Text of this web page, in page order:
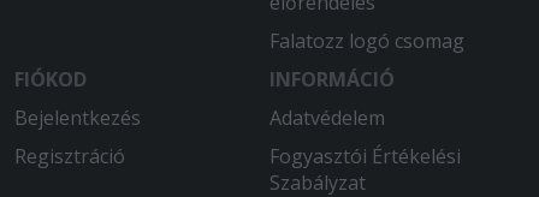
Falatozz logó csomag
FIÓKOD
Bejelentkezés
Regisztráció
INFORMÁCIÓ
Adatvédelem
Fogyasztói Értékelési
Szabályzat